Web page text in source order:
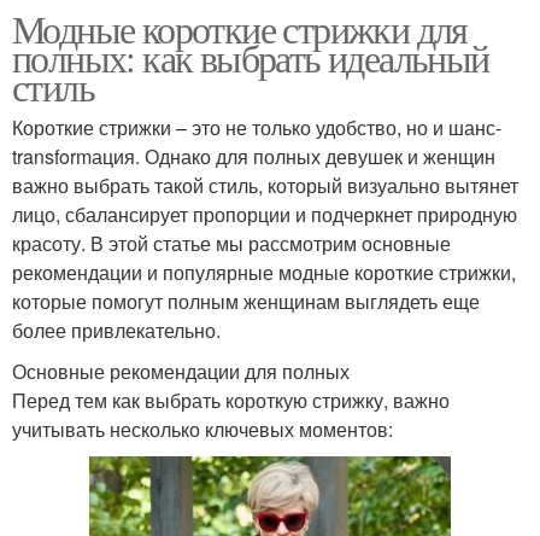
Модные короткие стрижки для
полных: как выбрать идеальный
стиль
Короткие стрижки – это не только удобство, но и шанс-
transformация. Однако для полных девушек и женщин
важно выбрать такой стиль, который визуально вытянет
лицо, сбалансирует пропорции и подчеркнет природную
красоту. В этой статье мы рассмотрим основные
рекомендации и популярные модные короткие стрижки,
которые помогут полным женщинам выглядеть еще
более привлекательно.
Основные рекомендации для полных
Перед тем как выбрать короткую стрижку, важно
учитывать несколько ключевых моментов: